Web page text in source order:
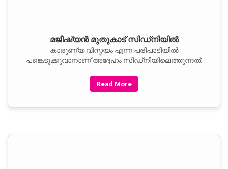
മജീഷ്യന്‍ മുതുകാട് സിഡ്നിയില്‍
കാരുണ്യ വിസ്മയം എന്ന പരിപാടിയില്‍
പങ്കെടുക്കുവാനാണ് അദ്ദേഹം സിഡ്‌നിയിലെത്തുന്നത്.
Read More